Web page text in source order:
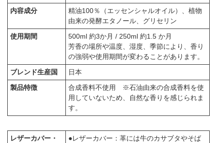
内容成分
精油100％（エッセンシャルオイル）、植物
由来の発酵エタノール、グリセリン
使用期間
500ml 約3か月 / 250ml 約1.5 か月
芳香の場所や温度、湿度、季節により、香り
の強弱や使用期間が変わることがあります。
ブレンド生産国
日本
製品特徴
合成香料不使用 ※石油由来の合成香料を使
用していないため、自然な香りを感じられま
す。
レザーカバー・
●レザーカバー：革には牛のカサブタやそば